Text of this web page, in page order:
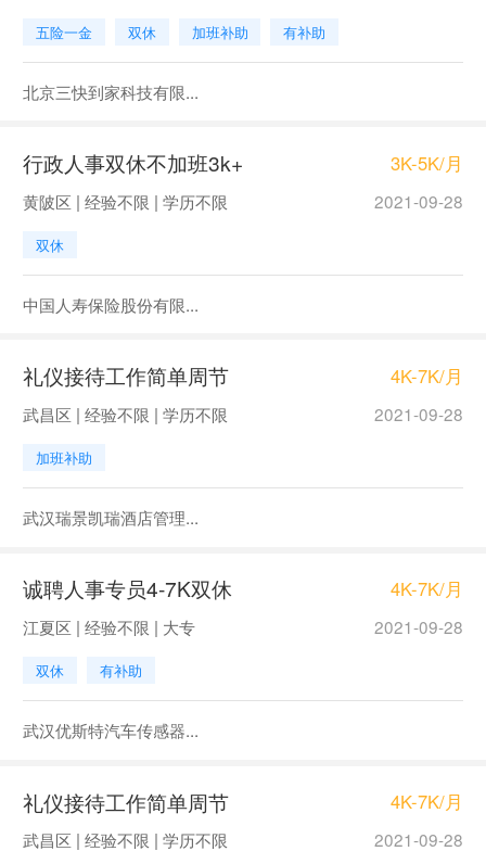
五险一金 双休 加班补助 有补助
北京三快到家科技有限...
行政人事双休不加班3k+ 3K-5K/月
黄陂区 | 经验不限 | 学历不限 2021-09-28
双休
中国人寿保险股份有限...
礼仪接待工作简单周节 4K-7K/月
武昌区 | 经验不限 | 学历不限 2021-09-28
加班补助
武汉瑞景凯瑞酒店管理...
诚聘人事专员4-7K双休 4K-7K/月
江夏区 | 经验不限 | 大专 2021-09-28
双休 有补助
武汉优斯特汽车传感器...
礼仪接待工作简单周节 4K-7K/月
武昌区 | 经验不限 | 学历不限 2021-09-28